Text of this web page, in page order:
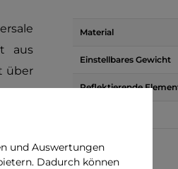
aus
über
die
Material
Einstellbares Gewicht
Reflektierende
und Auswertungen
Dadurch können